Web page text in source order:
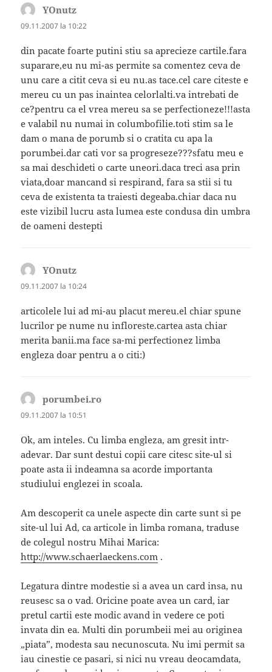
YOnutz
09.11.2007 la 10:22
din pacate foarte putini stiu sa aprecieze cartile.fara
suparare,eu nu mi-as permite sa comentez ceva de
unu care a citit ceva si eu nu.as tace.cel care citeste e
mereu cu un pas inaintea celorlalti.va intrebati de
ce?pentru ca el vrea mereu sa se perfectioneze!!!asta
e valabil nu numai in columbofilie.toti stim sa le
dam o mana de porumb si o cratita cu apa la
porumbei.dar cati vor sa progreseze???sfatu meu e
sa mai deschideti o carte uneori.daca treci asa prin
viata,doar mancand si respirand, fara sa stii si tu
ceva de existenta ta traiesti degeaba.chiar daca nu
este vizibil lucru asta lumea este condusa din umbra
de oameni destepti
YOnutz
09.11.2007 la 10:24
articolele lui ad mi-au placut mereu.el chiar spune
lucrilor pe nume nu infloreste.cartea asta chiar
merita banii.ma face sa-mi perfectionez limba
engleza doar pentru a o citi:)
porumbei.ro
09.11.2007 la 10:51
Ok, am inteles. Cu limba engleza, am gresit intr-
adevar. Dar sunt destui copii care citesc site-ul si
poate asta ii indeamna sa acorde importanta
studiului englezei in scoala.
Am descoperit ca unele aspecte din carte sunt si pe
site-ul lui Ad, ca articole in limba romana, traduse
de colegul nostru Mihai Marica:
http://www.schaerlaeckens.com .
Legatura dintre modestie si a avea un card insa, nu
reusesc sa o vad. Oricine poate avea un card, iar
pretul cartii este modic avand in vedere ce poti
invata din ea. Multi din porumbeii mei au originea
„piata”, modesta sau necunoscuta. Nu imi permit sa
iau cinestie ce pasari, si nici nu vreau deocamdata,